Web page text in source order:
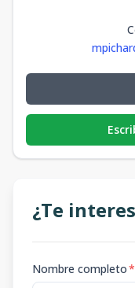
¿Te
Nombre completo*